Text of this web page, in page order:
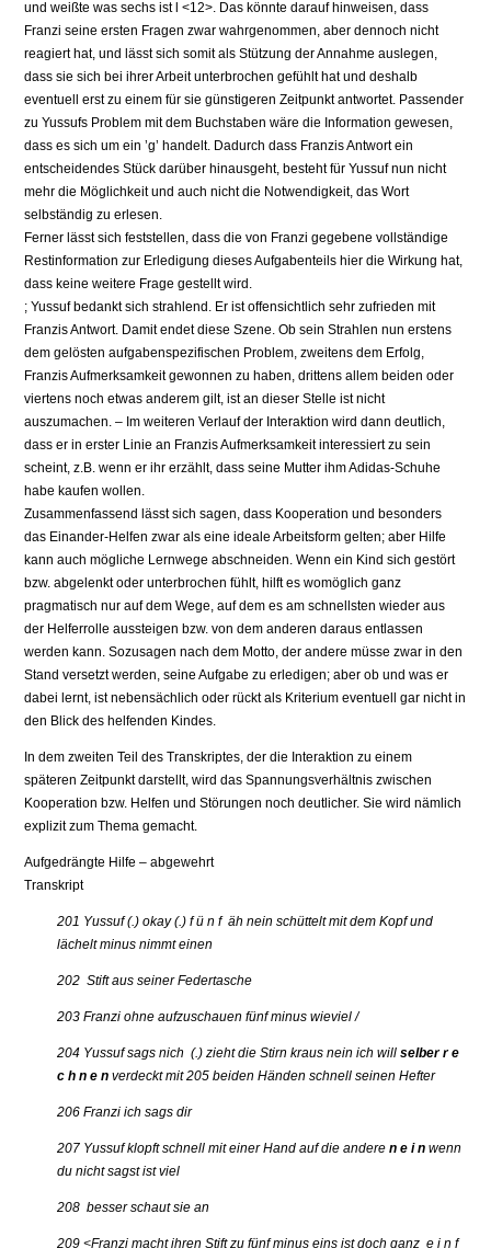
und weißte was sechs ist l <12>. Das könnte darauf hinweisen, dass
Franzi seine ersten Fragen zwar wahrgenommen, aber dennoch nicht
reagiert hat, und lässt sich somit als Stützung der Annahme auslegen,
dass sie sich bei ihrer Arbeit unterbrochen gefühlt hat und deshalb
eventuell erst zu einem für sie günstigeren Zeitpunkt antwortet. Passender
zu Yussufs Problem mit dem Buchstaben wäre die Information gewesen,
dass es sich um ein ’g’ handelt. Dadurch dass Franzis Antwort ein
entscheidendes Stück darüber hinausgeht, besteht für Yussuf nun nicht
mehr die Möglichkeit und auch nicht die Notwendigkeit, das Wort
selbständig zu erlesen.
Ferner lässt sich feststellen, dass die von Franzi gegebene vollständige
Restinformation zur Erledigung dieses Aufgabenteils hier die Wirkung hat,
dass keine weitere Frage gestellt wird.
; Yussuf bedankt sich strahlend. Er ist offensichtlich sehr zufrieden mit
Franzis Antwort. Damit endet diese Szene. Ob sein Strahlen nun erstens
dem gelösten aufgabenspezifischen Problem, zweitens dem Erfolg,
Franzis Aufmerksamkeit gewonnen zu haben, drittens allem beiden oder
viertens noch etwas anderem gilt, ist an dieser Stelle ist nicht
auszumachen. – Im weiteren Verlauf der Interaktion wird dann deutlich,
dass er in erster Linie an Franzis Aufmerksamkeit interessiert zu sein
scheint, z.B. wenn er ihr erzählt, dass seine Mutter ihm Adidas-Schuhe
habe kaufen wollen.
Zusammenfassend lässt sich sagen, dass Kooperation und besonders
das Einander-Helfen zwar als eine ideale Arbeitsform gelten; aber Hilfe
kann auch mögliche Lernwege abschneiden. Wenn ein Kind sich gestört
bzw. abgelenkt oder unterbrochen fühlt, hilft es womöglich ganz
pragmatisch nur auf dem Wege, auf dem es am schnellsten wieder aus
der Helferrolle aussteigen bzw. von dem anderen daraus entlassen
werden kann. Sozusagen nach dem Motto, der andere müsse zwar in den
Stand versetzt werden, seine Aufgabe zu erledigen; aber ob und was er
dabei lernt, ist nebensächlich oder rückt als Kriterium eventuell gar nicht in
den Blick des helfenden Kindes.
In dem zweiten Teil des Transkriptes, der die Interaktion zu einem
späteren Zeitpunkt darstellt, wird das Spannungsverhältnis zwischen
Kooperation bzw. Helfen und Störungen noch deutlicher. Sie wird nämlich
explizit zum Thema gemacht.
Aufgedrängte Hilfe – abgewehrt
Transkript
201 Yussuf (.) okay (.) f ü n f äh nein schüttelt mit dem Kopf und
lächelt minus nimmt einen
202 Stift aus seiner Federtasche
203 Franzi ohne aufzuschauen fünf minus wieviel /
204 Yussuf sags nich (.) zieht die Stirn kraus nein ich willselber r e
c h n e n verdeckt mit 205 beiden Händen schnell seinen Hefter
206 Franzi ich sags dir
207 Yussuf klopft schnell mit einer Hand auf die anderen e i n wenn
du nicht sagst ist viel
208 besser schaut sie an
209 <Franzi macht ihren Stift zu fünf minus eins ist doch ganz e i n f